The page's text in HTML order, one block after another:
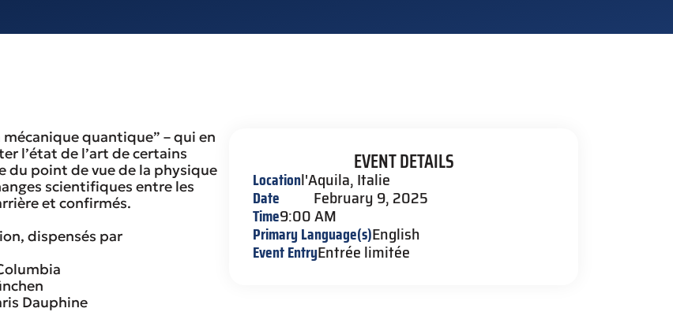
quantique” – qui en
l’état de l’art de certains
du point de vue de la physique
scientifiques entre les
et confirmés.
dispensés par
Dauphine
EVENT DETAILS
Locationl'Aquila, Italie
Date February 9, 2025
Time9:00 AM
Primary Language(s)English
Event EntryEntrée limitée